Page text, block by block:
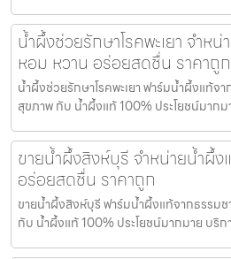
น้ำผึ้งช่วยรักษาโรคพะเยา จำห
หอม หวาน อร่อยสดชื่น ราคาถูก
น้ำผึ้งช่วยรักษาโรคพะเยา ฟาร์มน้ำผึ้งแท้จ
สุขภาพ กับ น้ำผึ้งแท้ 100% ประโยชน์มากม
ขายน้ำผึ้งสิงห์บุรี จำหน่ายน้ำผึ้
อร่อยสดชื่น ราคาถูก
ขายน้ำผึ้งสิงห์บุรี ฟาร์มน้ำผึ้งแท้จากธรรม
กับ น้ำผึ้งแท้ 100% ประโยชน์มากมาย บริก